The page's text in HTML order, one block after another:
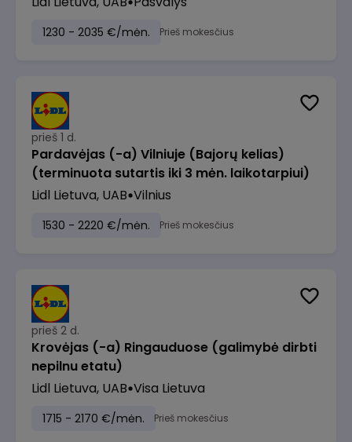
1230 - 2035 €/mėn. Prieš mokesčius
prieš 1 d.
Pardavėjas (-a) Vilniuje (Bajorų kelias)
(terminuota sutartis iki 3 mėn. laikotarpiui)
Lidl Lietuva, UAB Vilnius
1530 - 2220 €/mėn. Prieš mokesčius
prieš 2 d.
Krovėjas (-a) Ringauduose (galimybė dirbti
nepilnu etatu)
Lidl Lietuva, UAB Visa Lietuva
1715 - 2170 €/mėn. Prieš mokesčius